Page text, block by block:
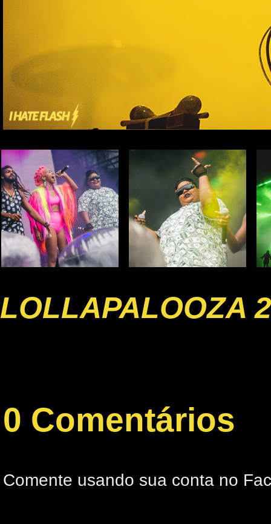
LOLLAPALOOZA
0 Comentários
Comente usando sua conta no